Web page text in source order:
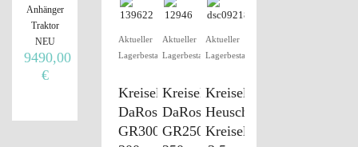
Aktueller
Lagerbestand
Kreiselschwader
DaRos
GR300
Aktueller
Lagerbestand
Kreiselschwader
DaRos
GR250
Aktueller
Lagerbestand
Kreiselschwader,
Heuschwader
Kreiselheuschwader
Anhänger
Traktor
NEU
9490,00
€